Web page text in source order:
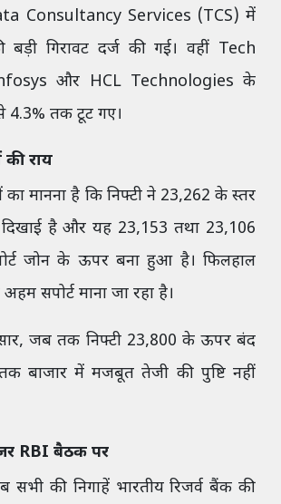
Consultancy Services (TCS) में
बड़ी गिरावट दर्ज की गई। वहीं Tech
और HCL Technologies के
4.3% तक टूट गए।
की राय
का मानना है कि निफ्टी ने 23,262 के स्तर
है और यह 23,153 तथा 23,106
जोन के ऊपर बना हुआ है। फिलहाल
सपोर्ट माना जा रहा है।
जब तक निफ्टी 23,800 के ऊपर बंद
बाजार में मजबूत तेजी की पुष्टि नहीं
RBI बैठक पर
सभी की निगाहें भारतीय रिजर्व बैंक की